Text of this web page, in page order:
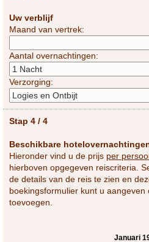
Uw verblijf
Maand van vertrek:
Aantal overnachtingen:
Verzorging:
Stap 4 / 4
Beschikbare
Hieronder vind u de prijs per
hierboven opgegeven reiscriteria.
de details van de reis te zien en
boekingsformulier kunt u aangeven
toevoegen.
Januari